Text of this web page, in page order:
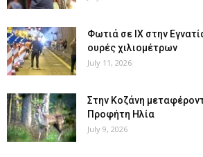
Φωτιά σε ΙΧ στην
ουρές χιλιομέτρων
July 11, 2026
Στην Κοζάνη
Προφήτη Ηλία
July 9, 2026